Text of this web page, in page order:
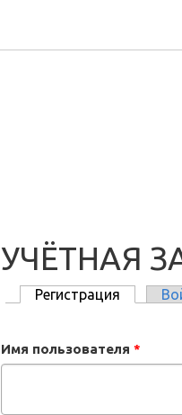
УЧЁТНАЯ
Регистрация
Имя пользователя *